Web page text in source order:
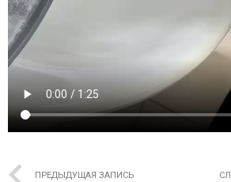
ПРЕДЫДУЩАЯ ЗАПИСЬ